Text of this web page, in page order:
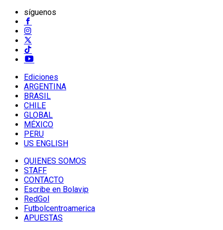
síguenos
Ediciones
ARGENTINA
BRASIL
CHILE
GLOBAL
MÉXICO
PERU
US ENGLISH
QUIENES SOMOS
STAFF
CONTACTO
Escribe en Bolavip
RedGol
Futbolcentroamerica
APUESTAS